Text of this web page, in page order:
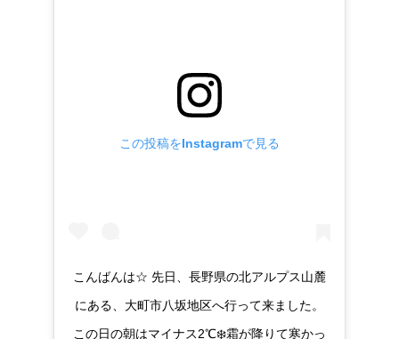
会社概要
この投稿をInstagramで見る
こんばんは☆ 先日、長野県の北アルプス山麓
にある、大町市八坂地区へ行って来ました。
この日の朝はマイナス2℃❄️霜が降りて寒かっ